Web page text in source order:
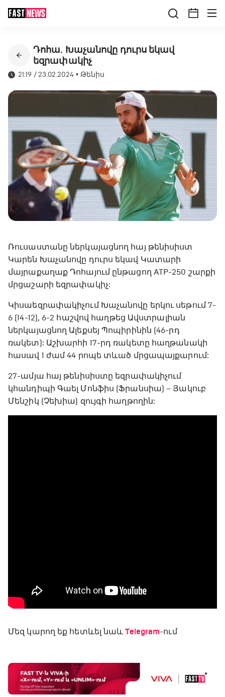
Դոհա. Խաչանովը դուրս եկավ
եզրափակիչ
21:19 / 23.02.2024 • Թենիս
Ռուսաստանը ներկայացնող հայ թենիսիստ
Կարեն Խաչանովը դուրս եկավ Կատարի
մայրաքաղաք Դոհայում ընթացող ATP-250 շարքի
մրցաշարի եզրափակիչ:
Կիսաեզրափակիչում Խաչանովը երկու սեթում 7-
6 (14-12), 6-2 հաշվով հաղթեց Ավստրալիան
ներկայացնող Ալեքսեյ Պոպիրինին (46-րդ
ռակետ): Աշխարհի 17-րդ ռակետը հաղթանակի
հասավ 1 ժամ 44 րոպե տևած մրցապայքարում:
27-ամյա հայ թենիսիստը եզրափակիչում
կհանդիպի Գաել Մոնֆիս (Ֆրանսիա) – Յակուբ
Մենշիկ (Չեխիա) զույգի հաղթողին:
Մեզ կարող եք հետևել նաև Telegram-ում